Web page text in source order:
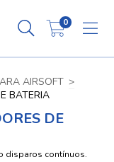
0
AIRSOFT >
BATERIA
DE
disparos contínuos.